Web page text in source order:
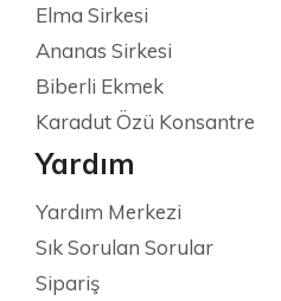
Elma Sirkesi
Ananas Sirkesi
Biberli Ekmek
Karadut Özü Konsantre
Yardım
Yardım Merkezi
Sık Sorulan Sorular
Sipariş